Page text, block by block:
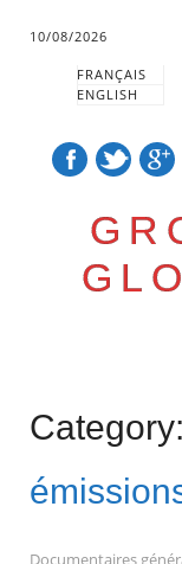
10/08/2026
FRANÇAIS
ENGLISH
Main
content
Category:
Documentaires